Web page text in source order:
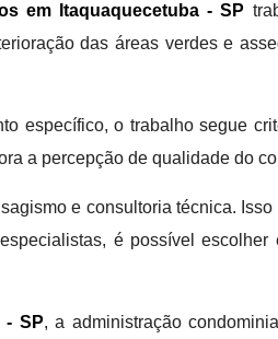
em Itaquaquecetuba - SP
das áreas verdes e
específico, o trabalho segue
a percepção de qualidade do
e consultoria técnica.
é possível
- SP, a administração